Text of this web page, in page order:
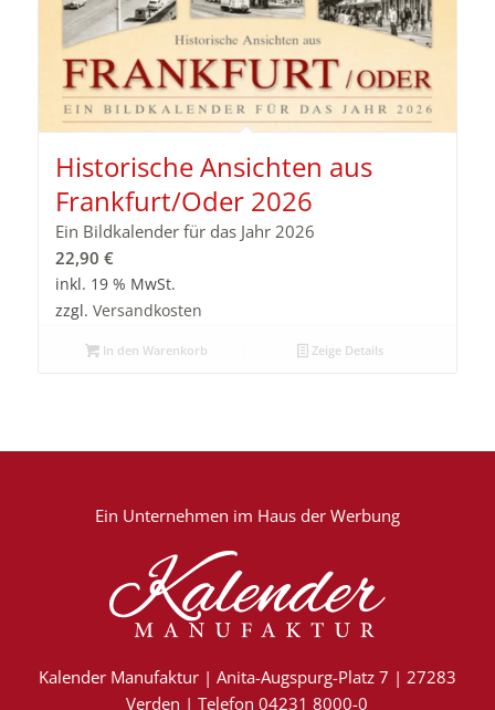
Historische Ansichten aus
Frankfurt/Oder 2026
Ein Bildkalender für das Jahr 2026
22,90 €
inkl. 19 % MwSt.
zzgl. Versandkosten
In den Warenkorb Zeige Details
Ein Unternehmen im Haus der Werbung
Kalender Manufaktur | Anita-Augspurg-Platz 7 | 27283
Verden | Telefon 04231 8000-0